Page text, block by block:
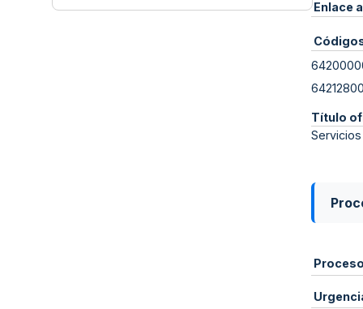
Enlace
64212800
Título
Proceso